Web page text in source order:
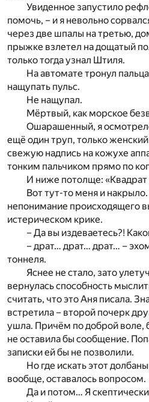
Увиденное запустило
помочь, – и я невольно
через две шпалы на третью,
прыжке взлетел на дощатый
только тогда узнал Штиля.
На автомате тронул
нащупать пульс.
Не нащупал.
Мёртвый, как морское
Ошарашенный, я
ещё один труп, только
свежую надпись на кожухе
тонким пальчиком прямо по
И ниже потолще: «Квадрат
Вот тут-то меня и
непонимание происходящего
истерическом крике.
– Да вы издеваетесь?!
– драт… драт… драт… –
тоннеля.
Яснее не стало, зато
вернулась способность
считать, что это Аня писала.
встретила – второй почерк
ушла. Причём по доброй воле,
не оставила бы сообщение.
записки ей бы не позволили.
Но где искать этот
вообще, оставалось вопросом.
Да и потом… Я